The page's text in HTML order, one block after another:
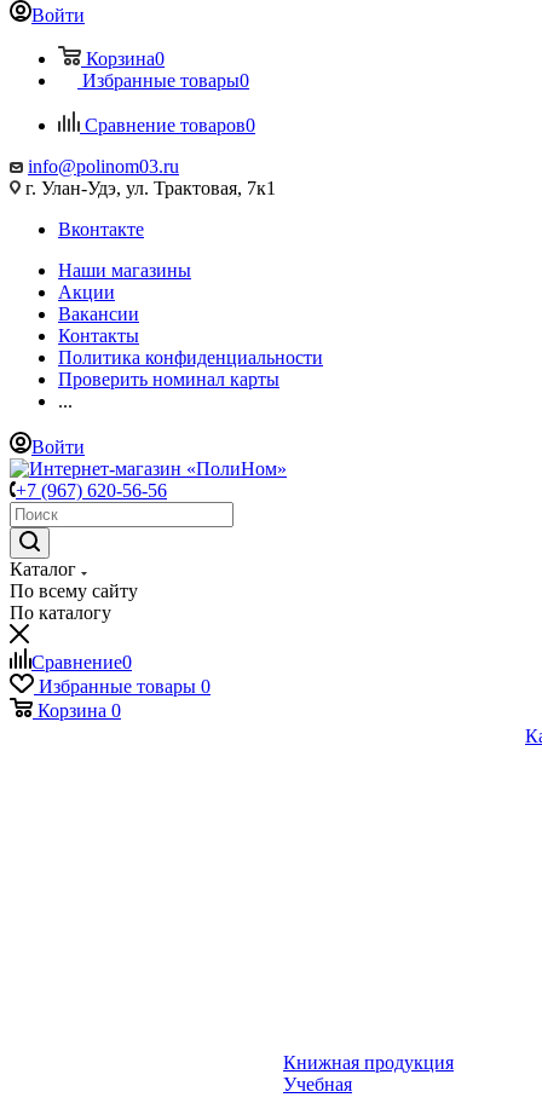
Войти
Корзина0
Избранные товары0
Сравнение товаров0
info@polinom03.ru
г. Улан-Удэ, ул. Трактовая, 7к1
Вконтакте
Наши магазины
Акции
Вакансии
Контакты
Политика конфиденциальности
Проверить номинал карты
...
Войти
+7 (967) 620-56-56
Каталог
По всему сайту
По каталогу
Сравнение0
Избранные товары 0
Корзина 0
Книжная продукция
Учебная